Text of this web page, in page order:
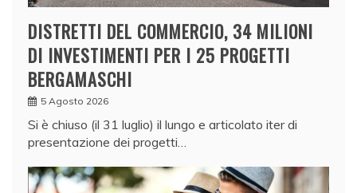
DISTRETTI DEL COMMERCIO, 34 MILIONI
DI INVESTIMENTI PER I 25 PROGETTI
BERGAMASCHI
5 Agosto 2026
Si è chiuso (il 31 luglio) il lungo e articolato iter di
presentazione dei progetti…